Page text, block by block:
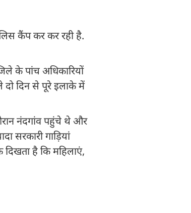
कैंप कर कर रही है.
के पांच अधिकारियों
दिन से पूरे इलाके में
नंदगांव पहुंचे थे और
सरकारी गाड़ियां
है कि महिलाएं,